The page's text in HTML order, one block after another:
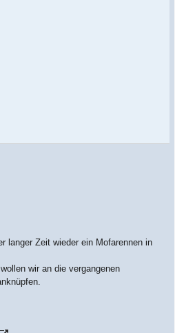
langer Zeit wieder ein Mofarennen in
wir an die vergangenen